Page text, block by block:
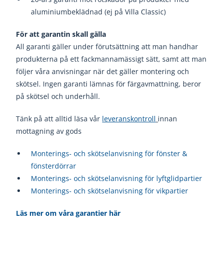
aluminiumbeklädnad (ej på Villa Classic)
För att garantin skall gälla
All garanti gäller under förutsättning att man handhar
produkterna på ett fackmannamässigt sätt, samt att man
följer våra anvisningar när det gäller montering och
skötsel. Ingen garanti lämnas för färgavmattning, beror
på skötsel och underhåll.
Tänk på att alltid läsa vår leveranskontroll innan
mottagning av gods
Monterings- och skötselanvisning för fönster &
fönsterdörrar
Monterings- och skötselanvisning för lyftglidpartier
Monterings- och skötselanvisning för vikpartier
Läs mer om våra garantier här